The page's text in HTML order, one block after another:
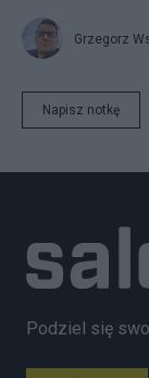
Grzegorz
Napisz notkę
Podziel się